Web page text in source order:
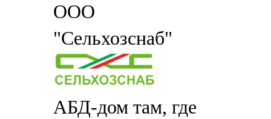
ООО
"Сельхозснаб"
АБД-дом там, где